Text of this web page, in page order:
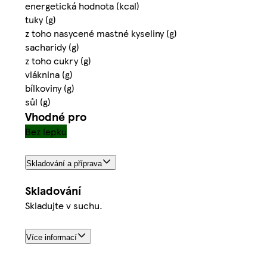
energetická hodnota (kcal)
tuky (g)
z toho nasycené mastné kyseliny (g)
sacharidy (g)
z toho cukry (g)
vláknina (g)
bílkoviny (g)
sůl (g)
Vhodné pro
Bez lepku
Skladování a příprava
Skladování
Skladujte v suchu.
Více informací